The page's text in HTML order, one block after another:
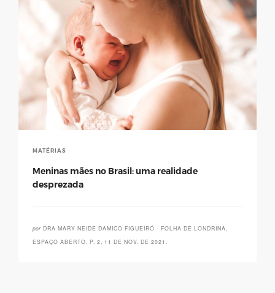
MATÉRIAS
Meninas mães no Brasil: uma realidade
desprezada
por DRA MARY NEIDE DAMICO FIGUEIRÓ - FOLHA DE LONDRINA,
ESPAÇO ABERTO, P. 2, 11 DE NOV. DE 2021.